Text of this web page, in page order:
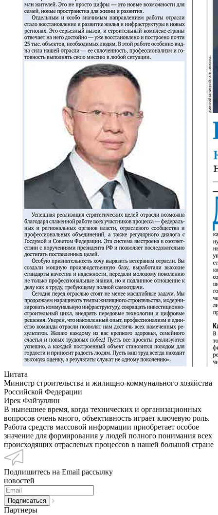
Цитата
Министр строительства и жилищно-коммунального хозяйства
Российской Федерации
Ирек Файзуллин
В нынешнее время, когда технических и организационных
вопросов очень много, объективность играет ключевую роль.
Работа средств массовой информации приобретает особое
значение для формирования у людей полного понимания всех
происходящих отраслевых процессов в нашей большой стране
Подпишитесь на Email рассылку
новостей
Партнеры